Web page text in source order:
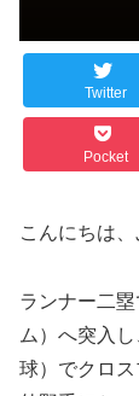
Twitter
Pocket
こんにちは、
ランナー二
ム）へ突入
球）でクロス